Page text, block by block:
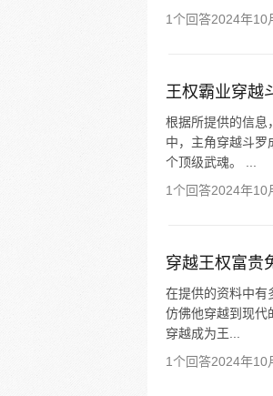
1个回答2024年10
王权霸业穿越
根据所提供的信息
中，主角穿越斗罗
个顶级武魂。 ...
1个回答2024年10
穿越王权富贵
在提供的资料中有
仿佛他穿越到现代
穿越成为王...
1个回答2024年10